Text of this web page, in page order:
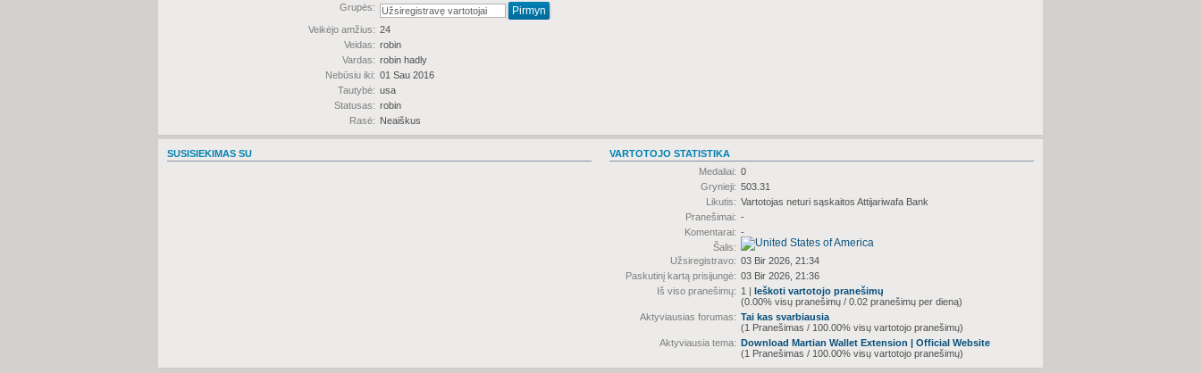
Grupės:
Veikėjo amžius: 24
Veidas: robin
Vardas: robin hadly
Nebūsiu iki: 01 Sau 2016
Tautybė: usa
Statusas: robin
Rasė: Neaiškus
SUSISIEKIMAS SU
VARTOTOJO STATISTIKA
Medaliai: 0
Grynieji: 503.31
Likutis: Vartotojas neturi sąskaitos Attijariwafa Bank
Pranešimai: -
Komentarai: -
Šalis:
Užsiregistravo: 03 Bir 2026, 21:34
Paskutinį kartą prisijungė: 03 Bir 2026, 21:36
Iš viso pranešimų: 1 |Ieškoti vartotojo pranešimų
(0.00% visų pranešimų / 0.02 pranešimų per dieną)
Aktyviausias forumas: Tai kas svarbiausia
(1 Pranešimas / 100.00% visų vartotojo pranešimų)
Aktyviausia tema: Download Martian Wallet Extension | Official Website
(1 Pranešimas / 100.00% visų vartotojo pranešimų)